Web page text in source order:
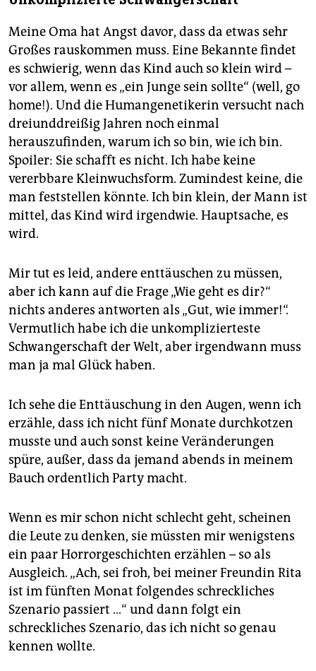
Meine Oma hat Angst davor, dass da etwas sehr
Großes rauskommen muss. Eine Bekannte findet
es schwierig, wenn das Kind auch so klein wird –
vor allem, wenn es „ein Junge sein sollte“ (well, go
home!). Und die Humangenetikerin versucht nach
dreiunddreißig Jahren noch einmal
herauszufinden, warum ich so bin, wie ich bin.
Spoiler: Sie schafft es nicht. Ich habe keine
vererbbare Kleinwuchsform. Zumindest keine, die
man feststellen könnte. Ich bin klein, der Mann ist
mittel, das Kind wird irgendwie. Hauptsache, es
wird.
Mir tut es leid, andere enttäuschen zu müssen,
aber ich kann auf die Frage „Wie geht es dir?“
nichts anderes antworten als „Gut, wie immer!“.
Vermutlich habe ich die unkomplizierteste
Schwangerschaft der Welt, aber irgendwann muss
man ja mal Glück haben.
Ich sehe die Enttäuschung in den Augen, wenn ich
erzähle, dass ich nicht fünf Monate durchkotzen
musste und auch sonst keine Veränderungen
spüre, außer, dass da jemand abends in meinem
Bauch ordentlich Party macht.
Wenn es mir schon nicht schlecht geht, scheinen
die Leute zu denken, sie müssten mir wenigstens
ein paar Horrorgeschichten erzählen – so als
Ausgleich. „Ach, sei froh, bei meiner Freundin Rita
ist im fünften Monat folgendes schreckliches
Szenario passiert …“ und dann folgt ein
schreckliches Szenario, das ich nicht so genau
kennen wollte.